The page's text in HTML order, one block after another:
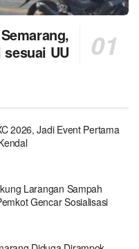
UU
2026, Jadi Event Pertama
Larangan Sampah
Gencar Sosialisasi